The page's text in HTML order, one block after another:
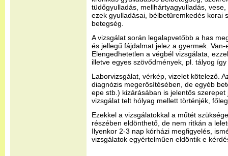
tüdőgyulladás, mellhártyagyulladás,
ezek gyulladásai, bélbetüremkedés korai
betegség.
A vizsgálat során legalapvetőbb a has
és jellegű fájdalmat jelez a gyermek.
Elengedhetetlen a végbél vizsgálata,
illetve egyes szövődmények, pl. tályog
Laborvizsgálat, vérkép, vizelet kötelező.
diagnózis megerősítésében, de egyéb
epe stb.) kizárásában is jelentős
vizsgálat telt hólyag mellett történjék,
Ezekkel a vizsgálatokkal a műtét
részében eldönthető, de nem ritkán a
Ilyenkor 2-3 nap kórházi megfigyelés,
vizsgálatok egyértelműen eldöntik e